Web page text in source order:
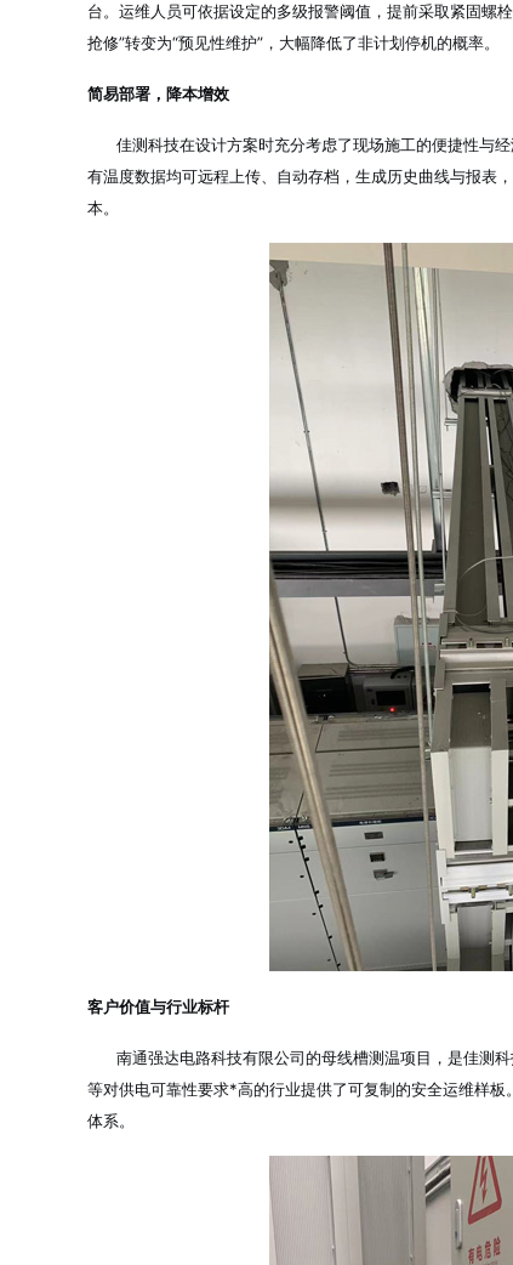
台。运维人员可依据设定的多级报警阈值，提前采取紧固螺
抢修”转变为“预见性维护”，大幅降低了非计划停机的概率。
简易部署，降本增效
佳测科技在设计方案时充分考虑了现场施工的便捷性与经
有温度数据均可远程上传、自动存档，生成历史曲线与报表
本。
客户价值与行业标杆
南通强达电路科技有限公司的母线槽测温项目，是佳测科
等对供电可靠性要求*高的行业提供了可复制的安全运维样
体系。